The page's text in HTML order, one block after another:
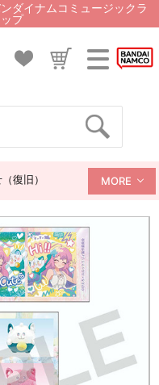
ダイナムコミュージックラ
プ
復旧） MORE